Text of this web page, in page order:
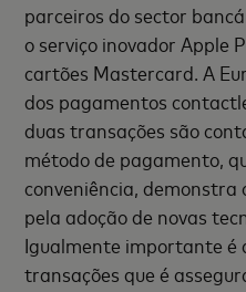
parceiros do sector
o serviço inovador Apple
cartões Mastercard. A
dos pagamentos
duas transações são
método de pagamento,
conveniência, demonstra
pela adoção de novas
Igualmente importante é
transações que é